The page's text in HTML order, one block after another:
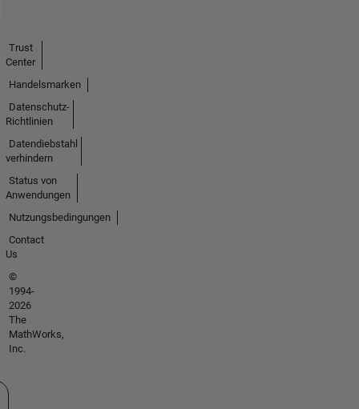
Trust
Center
Handelsmarken
Datenschutz-
Richtlinien
Datendiebstahl
verhindern
Status von
Anwendungen
Nutzungsbedingungen
Contact
Us
©
1994-
2026
The
MathWorks,
Inc.